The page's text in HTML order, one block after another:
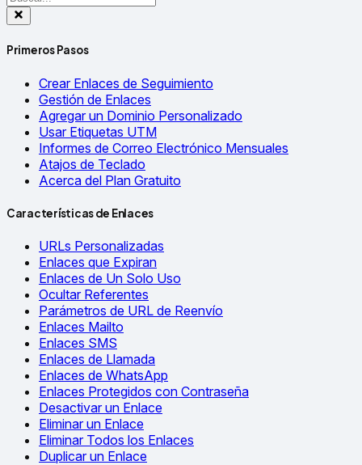
Primeros Pasos
Crear Enlaces de Seguimiento
Gestión de Enlaces
Agregar un Dominio Personalizado
Usar Etiquetas UTM
Informes de Correo Electrónico Mensuales
Atajos de Teclado
Acerca del Plan Gratuito
Características de Enlaces
URLs Personalizadas
Enlaces que Expiran
Enlaces de Un Solo Uso
Ocultar Referentes
Parámetros de URL de Reenvío
Enlaces Mailto
Enlaces SMS
Enlaces de Llamada
Enlaces de WhatsApp
Enlaces Protegidos con Contraseña
Desactivar un Enlace
Eliminar un Enlace
Eliminar Todos los Enlaces
Duplicar un Enlace